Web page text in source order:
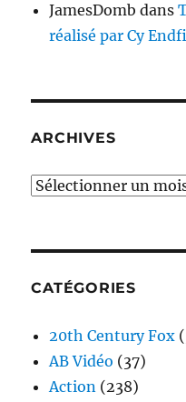
JamesDomb dans
réalisé par Cy
ARCHIVES
Archives
CATÉGORIES
20th Century Fox
AB Vidéo (37)
Action (238)